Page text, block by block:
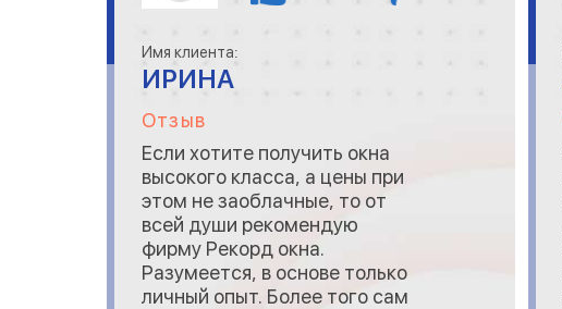
Имя клиента:
ИРИНА
Отзыв
Если хотите получить окна
высокого класса, а цены при
этом не заоблачные, то от
всей души рекомендую
фирму Рекорд окна.
Разумеется, в основе только
личный опыт. Более того сам